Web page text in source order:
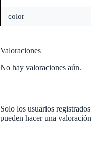
color
Valoraciones
No hay valoraciones aún.
Solo los usuarios
pueden hacer una